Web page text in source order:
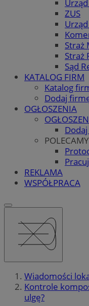
ZUS
Straż
Straż
Sąd
KATALOG FIRM
Katalog
Dodaj
OGŁOSZENIA
POLECAMY
REKLAMA
WSPÓŁPRACA
Wiadomości
Kontrole
ulgę?